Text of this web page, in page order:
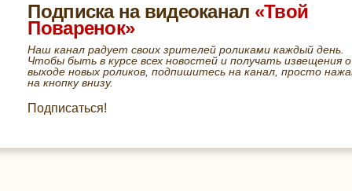
Подписка на видеоканал «Твой
Поваренок»
Наш канал радует своих зрителей роликами каждый день.
Чтобы быть в курсе всех новостей и получать извещения о
выходе новых роликов, подпишитесь на канал, просто
на кнопку внизу.
Подписаться!